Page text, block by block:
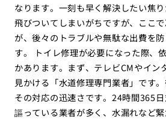
なります。一刻も早く解決したい焦
飛びついてしまいがちですが、ここ
が、後々のトラブルや無駄な出費を
す。 トイレ修理が必要になった際、
かあります。まず、テレビCMやイン
見かける「水道修理専門業者」です。
その対応の迅速さです。24時間365
謳っている業者が多く、水漏れなど